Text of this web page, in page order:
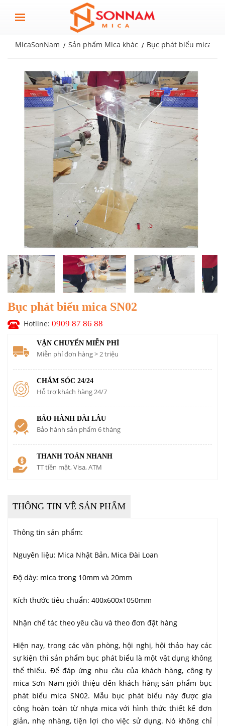
MicaSonNam Sản phẩm Mica khác Bục phát biểu mica
Bục phát biểu mica SN02
Hotline: 0909 87 86 88
VẬN CHUYỂN MIỄN PHÍ
Miễn phí đơn hàng > 2 triệu
CHĂM SÓC 24/24
Hỗ trợ khách hàng 24/7
BẢO HÀNH DÀI LÂU
Bảo hành sản phẩm 6 tháng
THANH TOÁN NHANH
TT tiền mặt, Visa, ATM
THÔNG TIN VỀ SẢN PHẨM
Thông tin sản phẩm:
Nguyên liệu: Mica Nhật Bản, Mica Đài Loan
Độ dày: mica trong 10mm và 20mm
Kích thước tiêu chuẩn: 400x600x1050mm
Nhận chế tác theo yêu cầu và theo đơn đặt hàng
Hiện nay, trong các văn phòng, hội nghị, hội thảo hay các
sự kiện thì sản phẩm bục phát biểu là một vật dụng không
thể thiếu. Để đáp ứng nhu cầu của khách hàng, công ty
mica Sơn Nam giới thiệu đến khách hàng sản phẩm bục
phát biểu mica SN02. Mẫu bục phát biểu này được gia
công hoàn toàn từ nhựa mica với hình thức thiết kế đơn
giản, nhẹ nhàng, tiện lợi cho việc sử dụng. Nó không chỉ